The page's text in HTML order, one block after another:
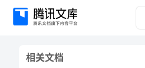
在
相关文档